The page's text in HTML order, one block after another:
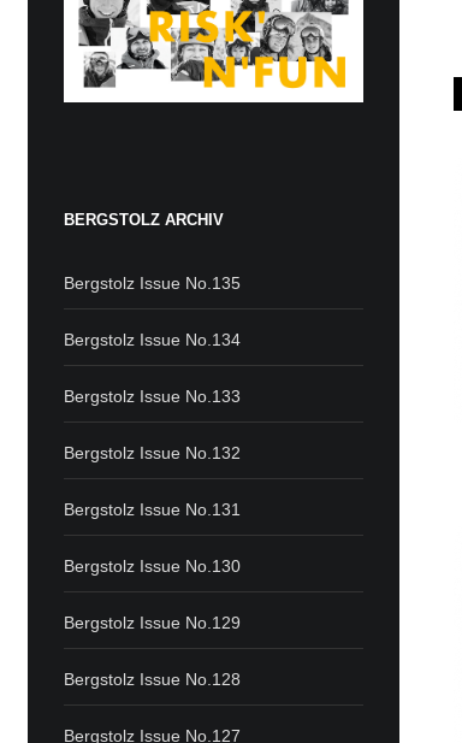
BERGSTOLZ ARCHIV
Bergstolz Issue No.135
Bergstolz Issue No.134
Bergstolz Issue No.133
Bergstolz Issue No.132
Bergstolz Issue No.131
Bergstolz Issue No.130
Bergstolz Issue No.129
Bergstolz Issue No.128
Bergstolz Issue No.127